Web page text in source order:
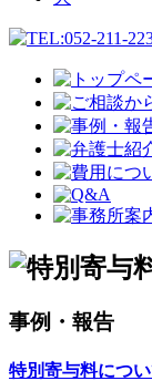
事例・報告
特別寄与料につ